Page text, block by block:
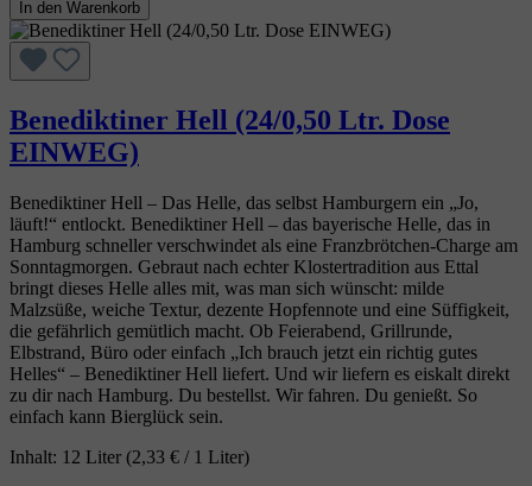
In den Warenkorb
Benediktiner Hell (24/0,50 Ltr. Dose
EINWEG)
Benediktiner Hell – Das Helle, das selbst Hamburgern ein „Jo,
läuft!“ entlockt. Benediktiner Hell – das bayerische Helle, das in
Hamburg schneller verschwindet als eine Franzbrötchen‑Charge am
Sonntagmorgen. Gebraut nach echter Klostertradition aus Ettal
bringt dieses Helle alles mit, was man sich wünscht: milde
Malzsüße, weiche Textur, dezente Hopfennote und eine Süffigkeit,
die gefährlich gemütlich macht. Ob Feierabend, Grillrunde,
Elbstrand, Büro oder einfach „Ich brauch jetzt ein richtig gutes
Helles“ – Benediktiner Hell liefert. Und wir liefern es eiskalt direkt
zu dir nach Hamburg. Du bestellst. Wir fahren. Du genießt. So
einfach kann Bierglück sein.
Inhalt: 12 Liter (2,33 € / 1 Liter)